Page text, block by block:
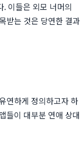
이들은 외모 너머의
받는 것은 당연한 결과
연하게 정의하고자 하
들이 대부분 연애 상대